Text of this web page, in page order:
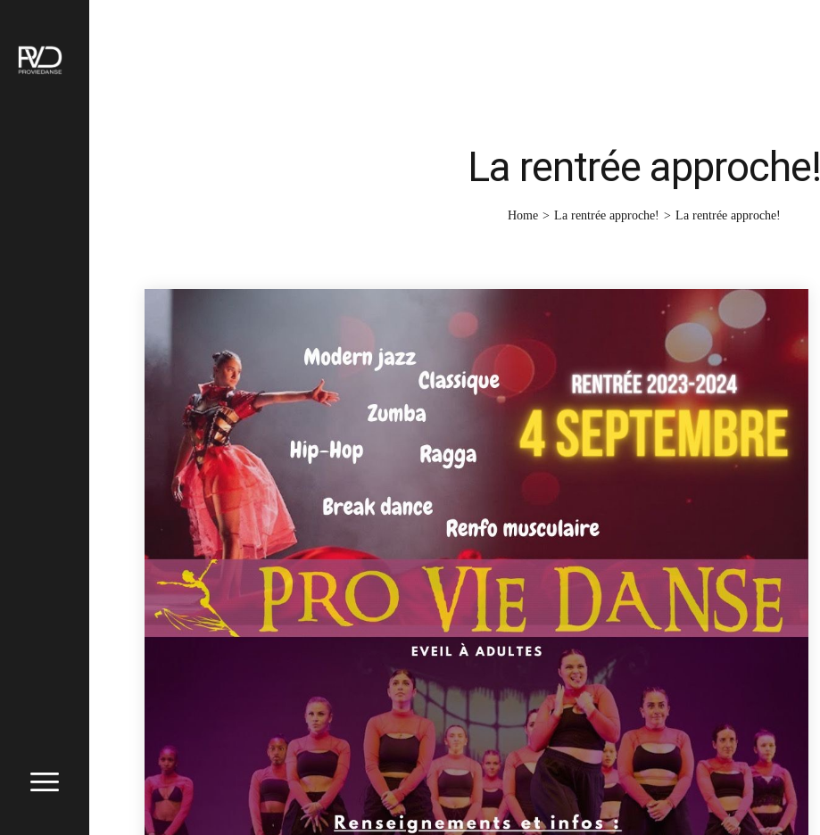
La rentrée approche!
Home > La rentrée approche! > La rentrée approche!